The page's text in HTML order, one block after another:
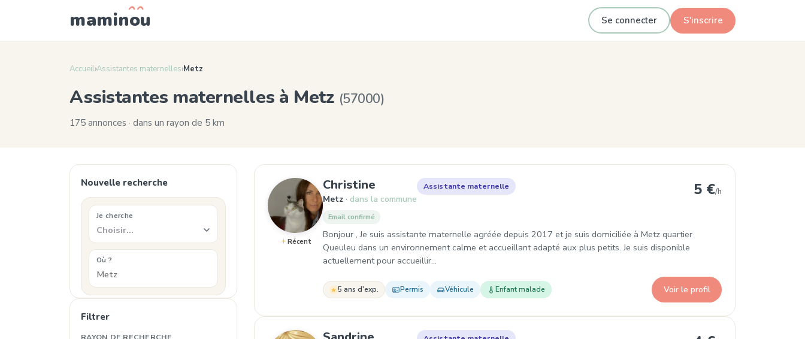
maminou Se connecter S'inscrire
Accueil›Assistantes maternelles›Metz
Assistantes maternelles à Metz (57000)
175 annonces · dans un rayon de 5 km
Nouvelle recherche
Je cherche
Choisir…
Où ?
Filtrer
RAYON DE RECHERCHE
Récent
Christine , Assistante maternelle à Metz
Metz dans la commune
Assistante maternelle 5 €/h
Email confirmé
Bonjour , Je suis assistante maternelle agréée depuis 2017 et je suis domiciliée à Metz quartier
Queuleu dans un environnement calme et accueillant adapté aux plus petits. Je suis disponible
actuellement pour accueillir…
5 ans d'exp. Permis Véhicule Enfant malade Voir le profil